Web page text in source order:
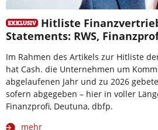
Hitliste
Statements: RWS,
Im Rahmen des Artikels zur Hitliste
hat Cash. die Unternehmen um
abgelaufenen Jahr und zu 2026
sofern abgegeben – hier in voller
Finanzprofi, Deutuna, dbfp.
mehr